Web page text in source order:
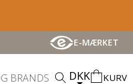
E-MÆRKET
DKK KURV